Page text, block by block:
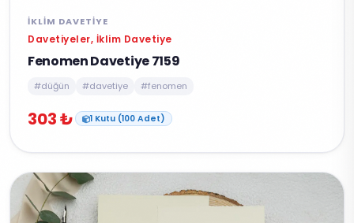
İKLIM DAVETIYE
Davetiyeler, İklim Davetiye
Fenomen Davetiye 7159
#düğün #davetiye #fenomen
303 ₺ 1 Kutu (100 Adet)